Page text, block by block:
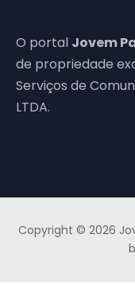
O portal Jovem
de propriedade
Serviços de
LTDA.
Copyright © 2026